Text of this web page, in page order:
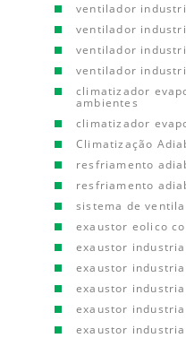
ventilador
ventilador
ventilador
ventilador
climatizador
ambientes
climatizador
Climatização
resfriamento
resfriamento
sistema de
exaustor eolico
exaustor
exaustor
exaustor
exaustor
exaustor